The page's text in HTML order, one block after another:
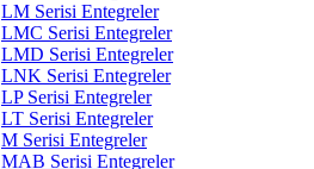
LM Serisi Entegreler
LMC Serisi Entegreler
LMD Serisi Entegreler
LNK Serisi Entegreler
LP Serisi Entegreler
LT Serisi Entegreler
M Serisi Entegreler
MAB Serisi Entegreler